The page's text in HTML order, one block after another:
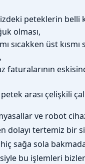
peteklerin belli
olması,
sıcakken üst kısmı
faturalarının
arası çelişkili
ve robot
dolayı tertemiz bir
sağa sola
bu işlemleri